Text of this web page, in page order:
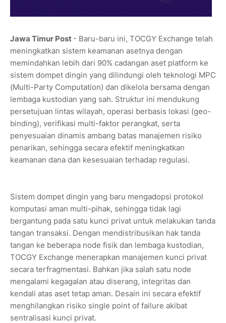
Jawa Timur Post - Baru-baru ini, TOCGY Exchange telah
meningkatkan sistem keamanan asetnya dengan
memindahkan lebih dari 90% cadangan aset platform ke
sistem dompet dingin yang dilindungi oleh teknologi MPC
(Multi-Party Computation) dan dikelola bersama dengan
lembaga kustodian yang sah. Struktur ini mendukung
persetujuan lintas wilayah, operasi berbasis lokasi (geo-
binding), verifikasi multi-faktor perangkat, serta
penyesuaian dinamis ambang batas manajemen risiko
penarikan, sehingga secara efektif meningkatkan
keamanan dana dan kesesuaian terhadap regulasi.
Sistem dompet dingin yang baru mengadopsi protokol
komputasi aman multi-pihak, sehingga tidak lagi
bergantung pada satu kunci privat untuk melakukan tanda
tangan transaksi. Dengan mendistribusikan hak tanda
tangan ke beberapa node fisik dan lembaga kustodian,
TOCGY Exchange menerapkan manajemen kunci privat
secara terfragmentasi. Bahkan jika salah satu node
mengalami kegagalan atau diserang, integritas dan
kendali atas aset tetap aman. Desain ini secara efektif
menghilangkan risiko single point of failure akibat
sentralisasi kunci privat.